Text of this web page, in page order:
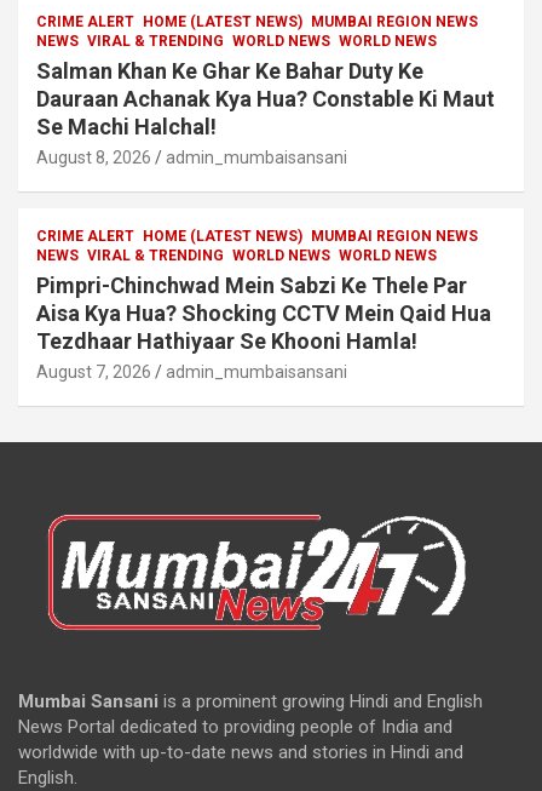
CRIME ALERT HOME (LATEST NEWS)
MUMBAI REGION NEWS
NEWS VIRAL & TRENDING WORLD NEWS WORLD NEWS
Salman Khan Ke Ghar Ke Bahar Duty Ke
Dauraan Achanak Kya Hua? Constable Ki Maut
Se Machi Halchal!
August 8, 2026 admin_mumbaisansani
CRIME ALERT HOME (LATEST NEWS)
MUMBAI REGION NEWS
NEWS VIRAL & TRENDING WORLD NEWS WORLD NEWS
Pimpri-Chinchwad Mein Sabzi Ke Thele Par
Aisa Kya Hua? Shocking CCTV Mein Qaid Hua
Tezdhaar Hathiyaar Se Khooni Hamla!
August 7, 2026 admin_mumbaisansani
Mumbai Sansani is a prominent growing Hindi and English
News Portal dedicated to providing people of India and
worldwide with up-to-date news and stories in Hindi and
English.